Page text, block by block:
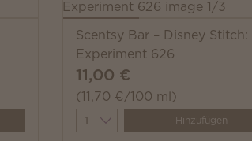
Scentsy Bar – Disney Stitch:
Experiment 626
11,00 €
(11,70 €/100 ml)
Quantity
Hinzufügen